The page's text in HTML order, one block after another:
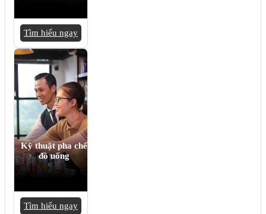
Tìm hiểu ngay
Kỹ thuật pha chế
đồ uống
Tìm hiểu ngay